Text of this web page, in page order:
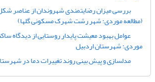
بررسی میزان رضایتمندی شهروندان از عناصر
(مطالعه موردی: شهر رشت شهرک مسکونی گلها)
عوامل بهبود معیشت پایدار روستایی از دیدگاه
موردی: شهرستان اردبیل
مدلسازی و پیش بینی روند تغییرات دما در